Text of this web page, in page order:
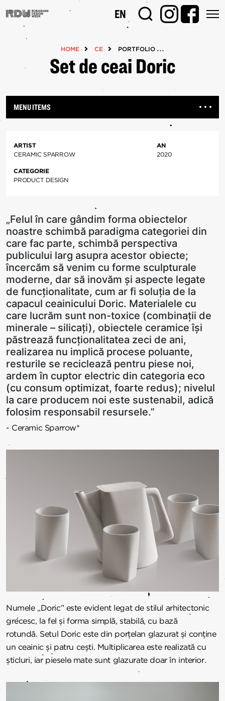
la
EN
HOME CE PORTFOLIOS
Set de ceai Doric
MENU ITEMS
ARTIST
CERAMIC SPARROW
AN
2020
CATEGORIE
PRODUCT DESIGN
„Felul în care gândim forma obiectelor
noastre schimbă paradigma categoriei din
care fac parte, schimbă perspectiva
publicului larg asupra acestor obiecte;
încercăm să venim cu forme sculpturale
moderne, dar să inovăm și aspecte legate
de funcționalitate, cum ar fi soluția de la
capacul ceainicului Doric. Materialele cu
care lucrăm sunt non-toxice (combinații de
minerale – silicați), obiectele ceramice își
păstrează funcționalitatea zeci de ani,
realizarea nu implică procese poluante,
resturile se reciclează pentru piese noi,
ardem în cuptor electric din categoria eco
(cu consum optimizat, foarte redus); nivelul
la care producem noi este sustenabil, adică
folosim responsabil resursele.”
- Ceramic Sparrow*
Numele „Doric” este evident legat de stilul arhitectonic
grecesc, la fel și forma simplă, stabilă, cu bază
rotundă. Setul Doric este din porțelan glazurat și conține
un ceainic și patru cești. Multiplicarea este realizată cu
șticluri, iar piesele mate sunt glazurate doar în interior.